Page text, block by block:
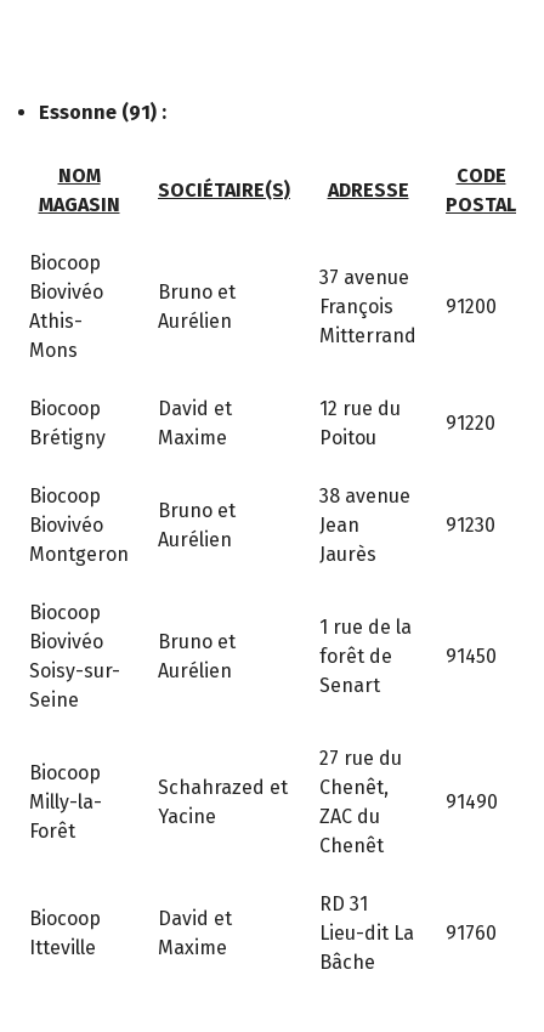
Essonne (91) :
NOM
MAGASIN
SOCIÉTAIRE(S) ADRESSE
CODE
POSTAL
Biocoop
Biovivéo
Athis-
Mons
Bruno et
Aurélien
37 avenue
François
Mitterrand
91200
Biocoop
Brétigny
David et
Maxime
12 rue du
Poitou
91220
Biocoop
Biovivéo
Montgeron
Bruno et
Aurélien
38 avenue
Jean
Jaurès
91230
Biocoop
Biovivéo
Soisy-sur-
Seine
Bruno et
Aurélien
1 rue de la
forêt de
Senart
91450
Biocoop
Milly-la-
Forêt
Schahrazed et
Yacine
27 rue du
Chenêt,
ZAC du
Chenêt
91490
Biocoop
Itteville
David et
Maxime
RD 31
Lieu-dit La
Bâche
91760